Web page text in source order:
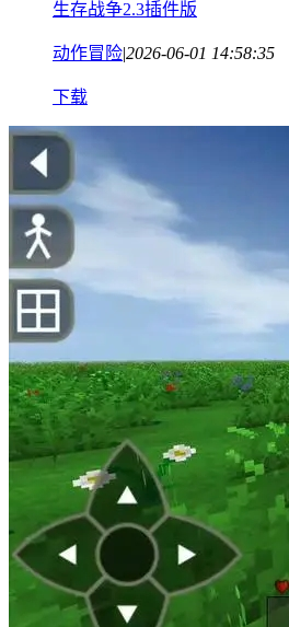
生存战争2.3插件版
动作冒险|2026-06-01 14:58:35
下载